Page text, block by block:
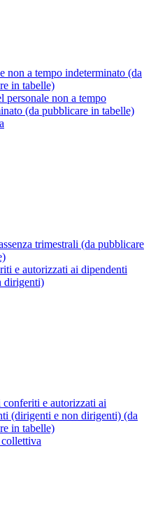
non a tempo indeterminato (da
in tabelle)
personale non a tempo
(da pubblicare in tabelle)
trimestrali (da pubblicare
e autorizzati ai dipendenti
dirigenti)
e autorizzati ai
(dirigenti e non dirigenti) (da
in tabelle)